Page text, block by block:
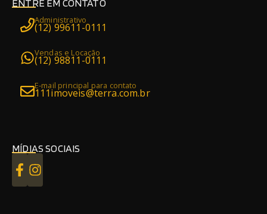
ENTRE EM CONTATO
Administrativo
(12) 99611-0111
Vendas e Locação
(12) 98811-0111
E-mail principal para contato
111imoveis@terra.com.br
MÍDIAS SOCIAIS